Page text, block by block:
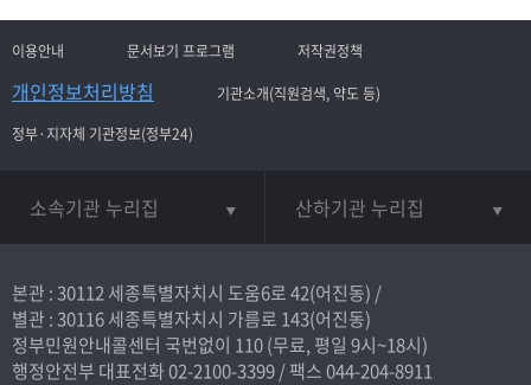
이용안내 문서보기 프로그램 저작권정책
개인정보처리방침
기관소개(직원검색, 약도 등)
정부·지자체 기관정보(정부24)
소속기관 누리집 산하기관 누리집
본관 : 30112 세종특별자치시 도움6로 42(어진동) /
별관 : 30116 세종특별자치시 가름로 143(어진동)
정부민원안내콜센터 국번없이 110(무료, 평일 9시~18시)
행정안전부 대표전화02-2100-3399/ 팩스 044-204-8911